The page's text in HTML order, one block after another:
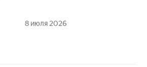
8 июля 2026